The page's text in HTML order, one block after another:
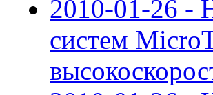
2010-01-26 -
систем